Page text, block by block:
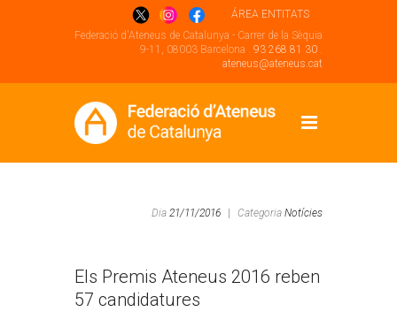
ÁREA ENTITATS
Federació d'Ateneus de Catalunya - Carrer de la Sèquia
9-11, 08003 Barcelona . 93 268 81 30 .
ateneus@ateneus.cat
Dia 21/11/2016 Categoria Notícies
Els Premis Ateneus 2016 reben
57 candidatures